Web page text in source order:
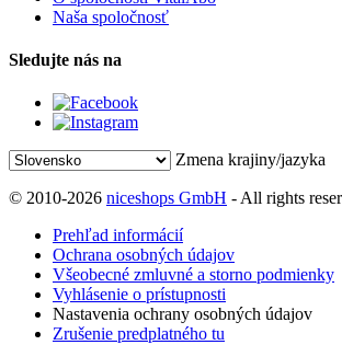
Naša spoločnosť
Sledujte nás na
Zmena krajiny/jazyka
© 2010-2026 niceshops GmbH - All rights
Prehľad informácií
Ochrana osobných údajov
Všeobecné zmluvné a storno podmienky
Vyhlásenie o prístupnosti
Nastavenia ochrany osobných údajov
Zrušenie predplatného tu